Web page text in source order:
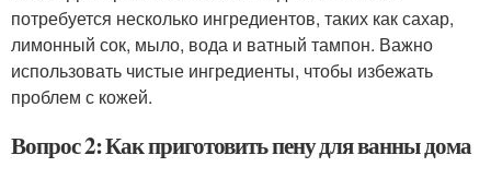
потребуется несколько ингредиентов, таких как сахар,
лимонный сок, мыло, вода и ватный тампон. Важно
использовать чистые ингредиенты, чтобы избежать
проблем с кожей.
Вопрос 2: Как приготовить пену для ванны дома